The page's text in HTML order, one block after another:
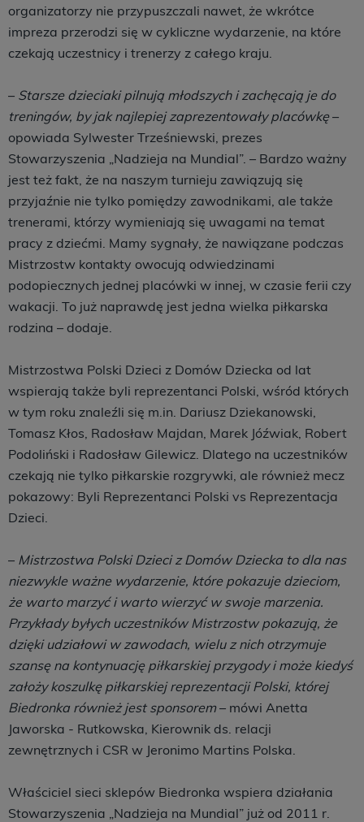
organizatorzy nie przypuszczali nawet, że wkrótce
impreza przerodzi się w cykliczne wydarzenie, na które
czekają uczestnicy i trenerzy z całego kraju.
– Starsze dzieciaki pilnują młodszych i zachęcają je do
treningów, by jak najlepiej zaprezentowały placówkę–
opowiada Sylwester Trześniewski, prezes
Stowarzyszenia „Nadzieja na Mundial”. – Bardzo ważny
jest też fakt, że na naszym turnieju zawiązują się
przyjaźnie nie tylko pomiędzy zawodnikami, ale także
trenerami, którzy wymieniają się uwagami na temat
pracy z dziećmi. Mamy sygnały, że nawiązane podczas
Mistrzostw kontakty owocują odwiedzinami
podopiecznych jednej placówki w innej, w czasie ferii czy
wakacji. To już naprawdę jest jedna wielka piłkarska
rodzina – dodaje.
Mistrzostwa Polski Dzieci z Domów Dziecka od lat
wspierają także byli reprezentanci Polski, wśród których
w tym roku znaleźli się m.in. Dariusz Dziekanowski,
Tomasz Kłos, Radosław Majdan, Marek Jóźwiak, Robert
Podoliński i Radosław Gilewicz. Dlatego na uczestników
czekają nie tylko piłkarskie rozgrywki, ale również mecz
pokazowy: Byli Reprezentanci Polski vs Reprezentacja
Dzieci.
– Mistrzostwa Polski Dzieci z Domów Dziecka to dla nas
niezwykle ważne wydarzenie, które pokazuje dzieciom,
że warto marzyć i warto wierzyć w swoje marzenia.
Przykłady byłych uczestników Mistrzostw pokazują, że
dzięki udziałowi w zawodach, wielu z nich otrzymuje
szansę na kontynuację piłkarskiej przygody i może kiedyś
założy koszulkę piłkarskiej reprezentacji Polski, której
Biedronka również jest sponsorem– mówi Anetta
Jaworska - Rutkowska, Kierownik ds. relacji
zewnętrznych i CSR w Jeronimo Martins Polska.
Właściciel sieci sklepów Biedronka wspiera działania
Stowarzyszenia „Nadzieja na Mundial” już od 2011 r.